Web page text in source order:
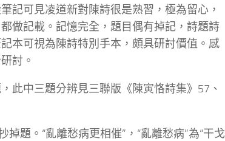
記可見凌道新對陳詩很是熟習，極為留心，
做記載。記憶完全，題目偶有掉記，詩題詩
本可視為陳詩特別手本，頗具研討價值。感
討。
此中三題分辨見三聯版《陳寅恪詩集》57、
掉題。“亂離愁病更相催”，“亂離愁病”為“干戈